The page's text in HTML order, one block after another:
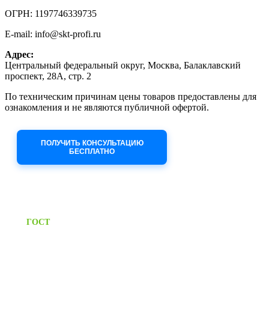
ОГРН: 1197746339735
E-mail: info@skt-profi.ru
Адрес:
Центральный федеральный округ, Москва, Балаклавский
проспект, 28А, стр. 2
По техническим причинам цены товаров предоставлены для
ознакомления и не являются публичной офертой.
ПОЛУЧИТЬ КОНСУЛЬТАЦИЮ
БЕСПЛАТНО
ГОСТПредоставляем паспорт